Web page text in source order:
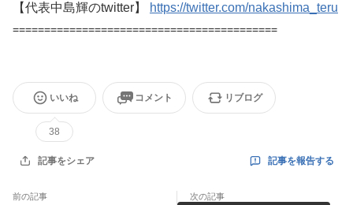
【代表中島輝のtwitter】
https://twitter.com/nakashima_teru
==========================================
いいね
38
コメント リブログ
記事をシェア 記事を報告する
前の記事 次の記事